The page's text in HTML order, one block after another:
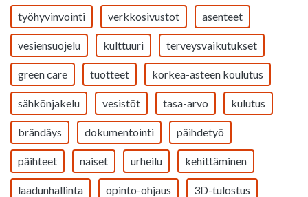
työhyvinvointi verkkosivustot asenteet
vesiensuojelu kulttuuri terveysvaikutukset
green care tuotteet korkea-asteen koulutus
sähkönjakelu vesistöt tasa-arvo kulutus
brändäys dokumentointi päihdetyö
päihteet naiset urheilu kehittäminen
laadunhallinta opinto-ohjaus 3D-tulostus